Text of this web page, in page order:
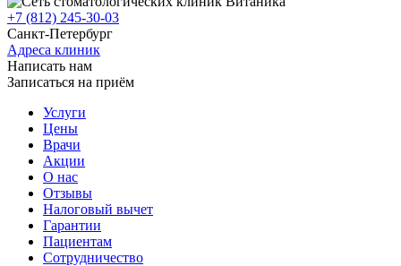
+7 (812) 245-30-03
Санкт-Петербург
Адреса клиник
Написать нам
Записаться на приём
Услуги
Цены
Врачи
Акции
О нас
Отзывы
Налоговый вычет
Гарантии
Пациентам
Сотрудничество